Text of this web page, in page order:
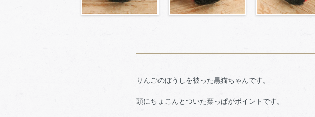
りんごのぼうしを被った黒猫ちゃんです。
頭にちょこんとついた葉っぱがポイントです。